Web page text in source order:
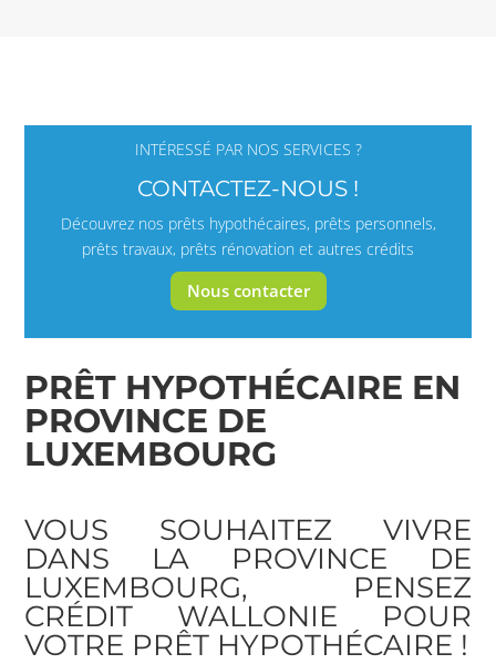
INTÉRESSÉ PAR NOS SERVICES ?
CONTACTEZ-NOUS !
Découvrez nos prêts hypothécaires, prêts personnels,
prêts travaux, prêts rénovation et autres crédits
Nous contacter
PRÊT HYPOTHÉCAIRE EN
PROVINCE DE
LUXEMBOURG
VOUS SOUHAITEZ VIVRE
DANS LA PROVINCE DE
LUXEMBOURG, PENSEZ
CRÉDIT WALLONIE POUR
VOTRE PRÊT HYPOTHÉCAIRE !